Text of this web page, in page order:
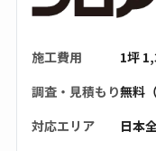
施工費用
1坪
調査・見積もり無料
対応エリア
日本